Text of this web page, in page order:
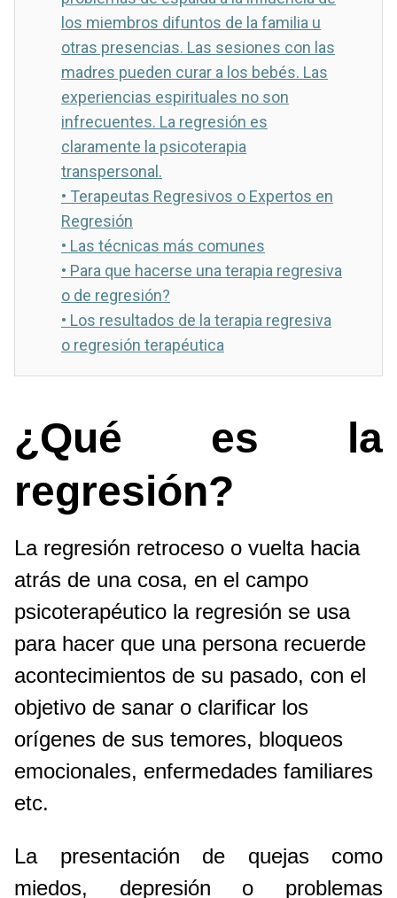
los miembros difuntos de la familia u
otras presencias. Las sesiones con las
madres pueden curar a los bebés. Las
experiencias espirituales no son
infrecuentes. La regresión es
claramente la psicoterapia
transpersonal.
• Terapeutas Regresivos o Expertos en
Regresión
• Las técnicas más comunes
• Para que hacerse una terapia regresiva
o de regresión?
• Los resultados de la terapia regresiva
o regresión terapéutica
¿Qué es la
regresión?
La regresión retroceso o vuelta hacia
atrás de una cosa, en el campo
psicoterapéutico la regresión se usa
para hacer que una persona recuerde
acontecimientos de su pasado, con el
objetivo de sanar o clarificar los
orígenes de sus temores, bloqueos
emocionales, enfermedades familiares
etc.
La presentación de quejas como
miedos, depresión o problemas